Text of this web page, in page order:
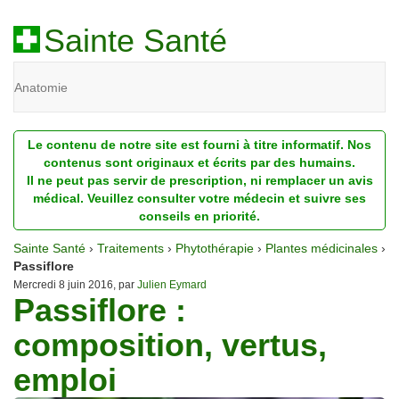
Sainte Santé
Anatomie
Diagnostic
Dossiers
Homéopathie
Nutrition
Pathologie
Psychologie
Recherches
Le contenu de notre site est fourni à titre informatif. Nos
contenus sont originaux et écrits par des humains.
Il ne peut pas servir de prescription, ni remplacer un avis
médical. Veuillez consulter votre médecin et suivre ses
conseils en priorité.
Sainte Santé › Traitements › Phytothérapie › Plantes médicinales ›
Passiflore
Mercredi 8 juin 2016, par Julien Eymard
Passiflore :
composition, vertus,
emploi